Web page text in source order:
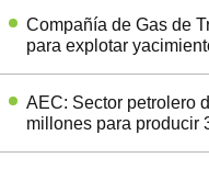
Compañía de Gas de
para explotar
AEC: Sector petrolero
millones para producir